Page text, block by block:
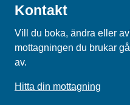
Kontakt
Vill du boka, ändra eller
mottagningen du brukar
av.
Hitta din mottagning